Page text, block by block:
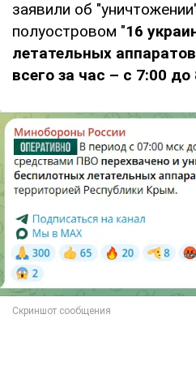
заявили об
полуостровом "16
летательных
всего за час – с 7:00 до